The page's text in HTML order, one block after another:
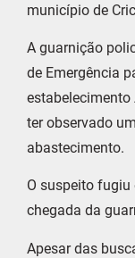
município de
A guarnição
de Emergência
ter observado
abastecimento.
O suspeito fugiu
chegada da
Apesar das